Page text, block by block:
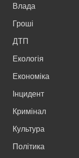
Влада
Гроші
ДТП
Екологія
Економіка
Інцидент
Кримінал
Культура
Політика